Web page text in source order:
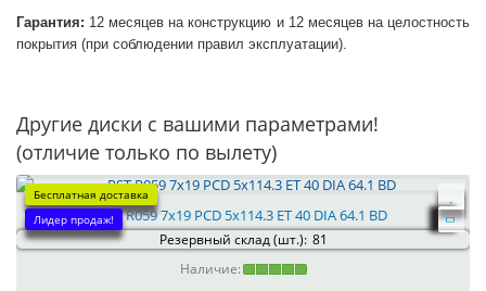
Гарантия: 12 месяцев на конструкцию и 12 месяцев на целостность
покрытия (при соблюдении правил эксплуатации).
Другие диски с вашими параметрами!
(отличие только по вылету)
Бесплатная доставка
Лидер продаж!RST R059 7x19 PCD 5x114.3 ET 40 DIA 64.1 BD
Резервный склад (шт.): 81
Наличие: